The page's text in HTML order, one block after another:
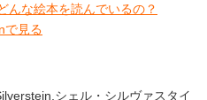
んな絵本を読んでいるの？
で見る
シェル・シルヴァスタイ